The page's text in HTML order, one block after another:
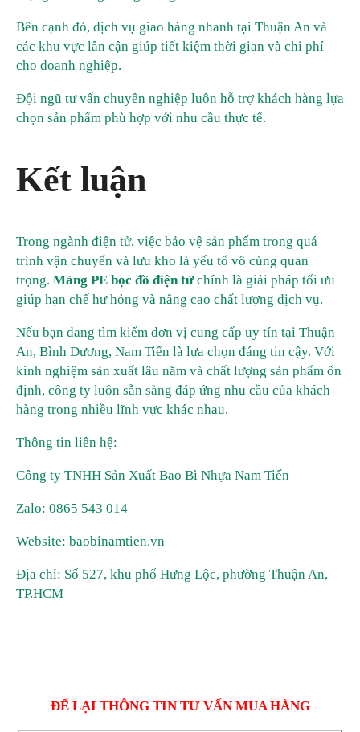
Bên cạnh đó, dịch vụ giao hàng nhanh tại Thuận An và
các khu vực lân cận giúp tiết kiệm thời gian và chi phí
cho doanh nghiệp.
Đội ngũ tư vấn chuyên nghiệp luôn hỗ trợ khách hàng lựa
chọn sản phẩm phù hợp với nhu cầu thực tế.
Kết luận
Trong ngành điện tử, việc bảo vệ sản phẩm trong quá
trình vận chuyển và lưu kho là yếu tố vô cùng quan
trọng. Màng PE bọc đồ điện tửchính là giải pháp tối ưu
giúp hạn chế hư hỏng và nâng cao chất lượng dịch vụ.
Nếu bạn đang tìm kiếm đơn vị cung cấp uy tín tại Thuận
An, Bình Dương, Nam Tiến là lựa chọn đáng tin cậy. Với
kinh nghiệm sản xuất lâu năm và chất lượng sản phẩm ổn
định, công ty luôn sẵn sàng đáp ứng nhu cầu của khách
hàng trong nhiều lĩnh vực khác nhau.
Thông tin liên hệ:
Công ty TNHH Sản Xuất Bao Bì Nhựa Nam Tiến
Zalo: 0865 543 014
Website: baobinamtien.vn
Địa chỉ: Số 527, khu phố Hưng Lộc, phường Thuận An,
TP.HCM
ĐỂ LẠI THÔNG TIN TƯ VẤN MUA HÀNG